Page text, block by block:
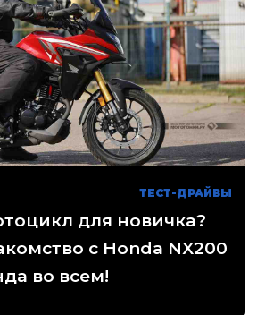
ТЕСТ-ДРАЙВЫ
для новичка?
с Honda NX200
во всем!